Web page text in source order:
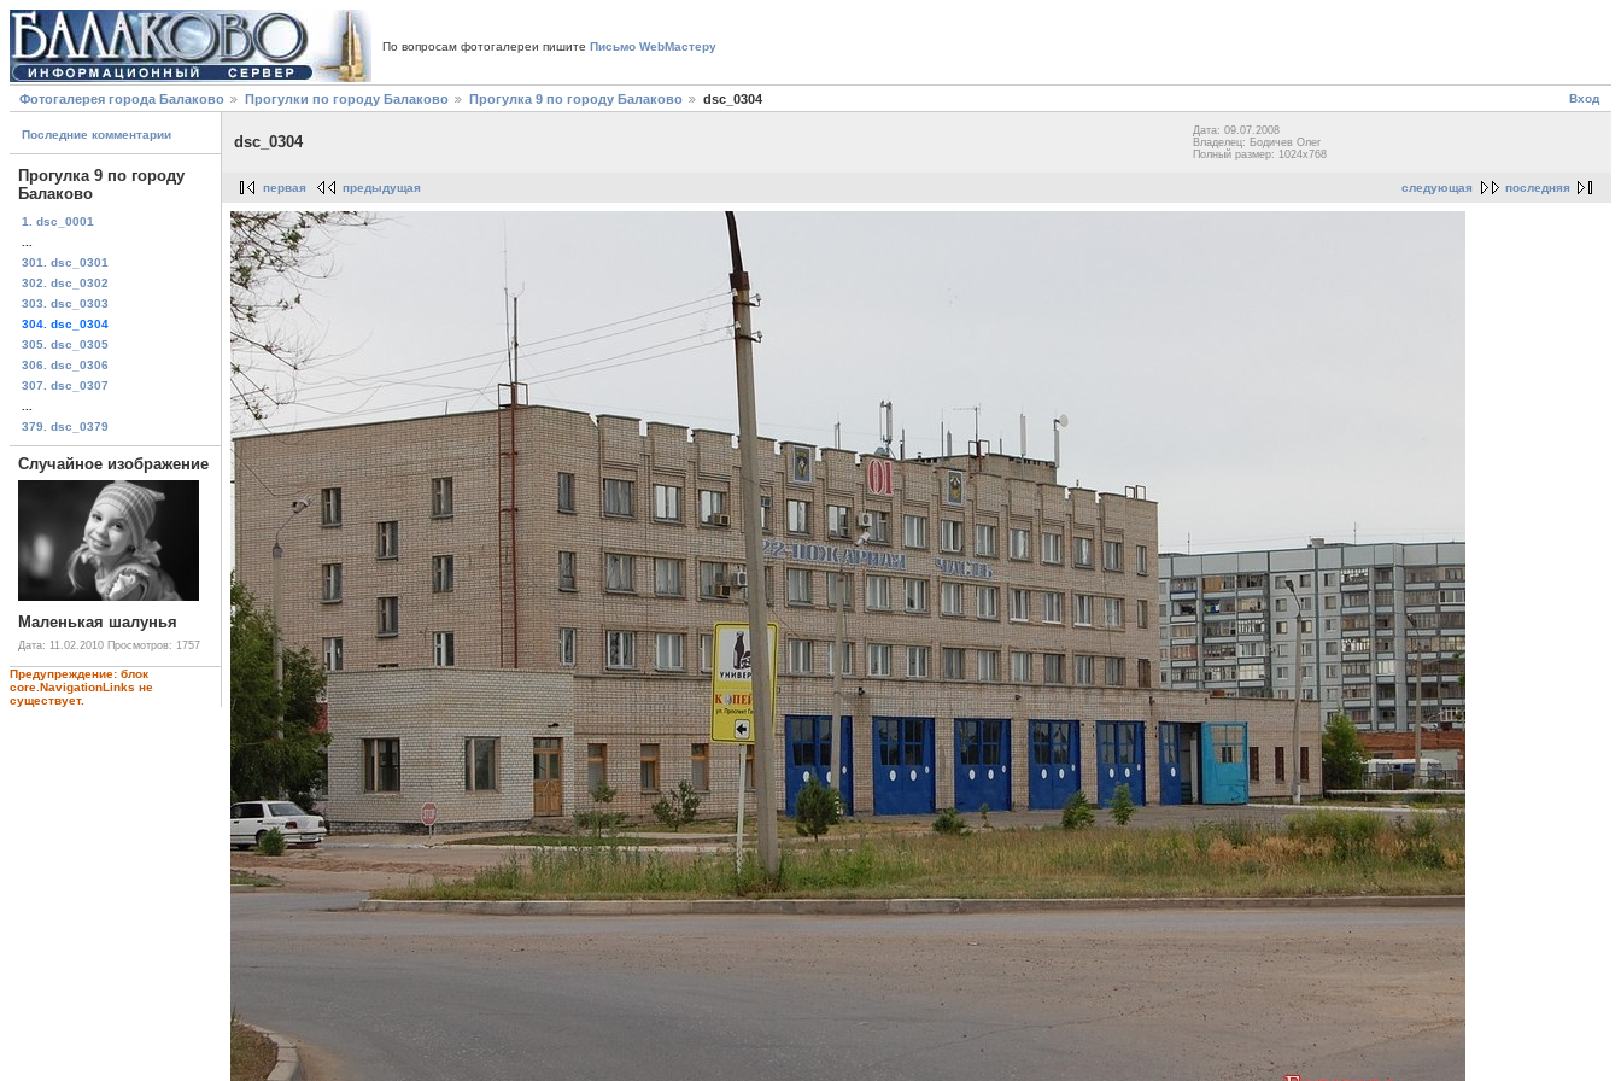
По вопросам фотогалереи пишите Письмо WebМастеру
Вход
Фотогалерея города Балаково Прогулки по городу Балаково Прогулка 9 по городу Балаково dsc_0304
Последние комментарии
Прогулка 9 по городу
Балаково
1. dsc_0001
301. dsc_0301
302. dsc_0302
303. dsc_0303
304. dsc_0304
305. dsc_0305
306. dsc_0306
307. dsc_0307
379. dsc_0379
Случайное изображение
Маленькая шалунья
Дата: 11.02.2010 Просмотров: 1757
Предупреждение: блок
core.NavigationLinks не
существует.
dsc_0304
Дата: 09.07.2008
Владелец: Бодичев Олег
Полный размер: 1024x768
следующая последняя
первая предыдущая